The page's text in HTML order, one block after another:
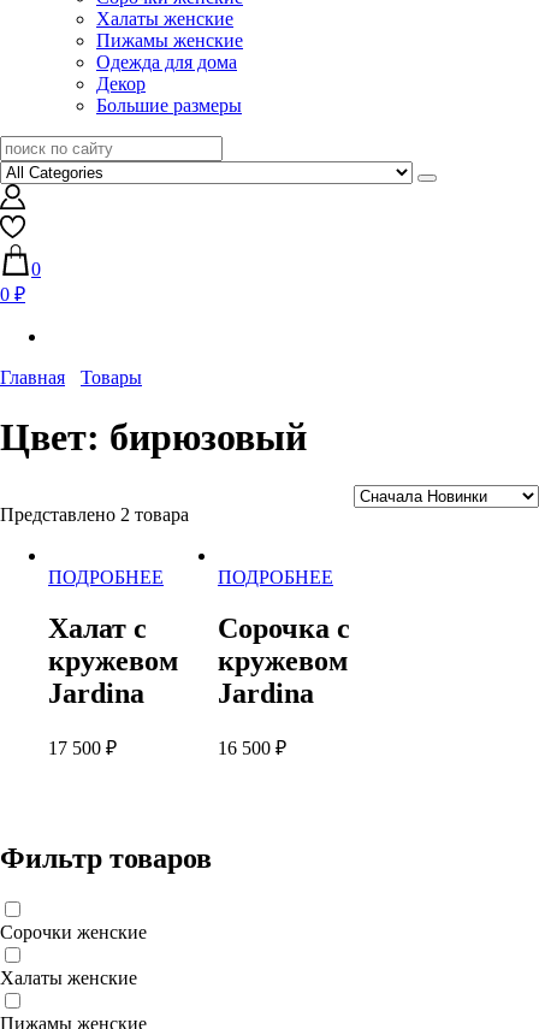
Халаты женские
Пижамы женские
Одежда для дома
Декор
Большие размеры
0
0 ₽
Главная Товары
Цвет: бирюзовый
Представлено 2 товара
ПОДРОБНЕЕ
несколько
вариаций.
Халат с
кружевом
Jardina
17 500 ₽
ПОДРОБНЕЕЭтот
несколько
вариаций.
Сорочка с
кружевом
Jardina
16 500 ₽
Фильтр товаров
Сорочки женские
Халаты женские
Пижамы женские